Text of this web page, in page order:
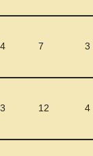
7 3
12 4